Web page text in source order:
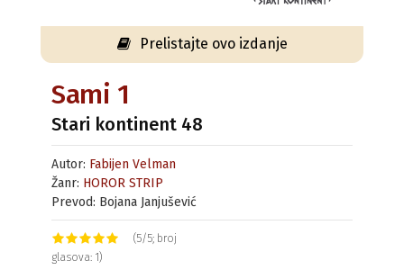
Prelistajte ovo izdanje
Sami 1
Stari kontinent 48
Autor: Fabijen Velman
Žanr: HOROR STRIP
Prevod: Bojana Janjušević
(5/5; broj
glasova: 1)